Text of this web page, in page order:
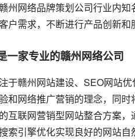
州网络品牌策划公司行业内
户需求，不断进行产品创新和
家专业的赣州网络公司
于赣州网站建设、SEO网站
和网络推广营销的理念，同
互联网营销型网站整合方案
索引擎优化实现良好的网站自